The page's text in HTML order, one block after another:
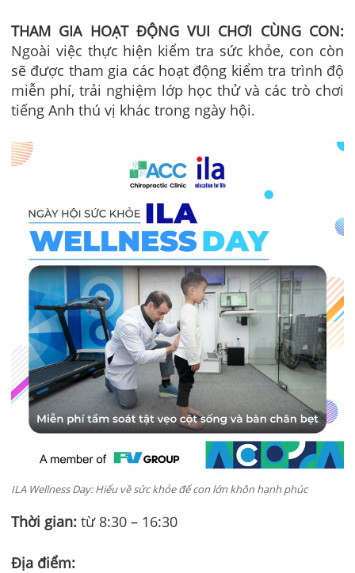
THAM GIA HOẠT ĐỘNG VUI CHƠI CÙNG CON:
Ngoài việc thực hiện kiểm tra sức khỏe, con còn
sẽ được tham gia các hoạt động kiểm tra trình độ
miễn phí, trải nghiệm lớp học thử và các trò chơi
tiếng Anh thú vị khác trong ngày hội.
ILA Wellness Day: Hiểu về sức khỏe để con lớn khôn hạnh phúc
Thời gian: từ 8:30 – 16:30
Địa điểm: